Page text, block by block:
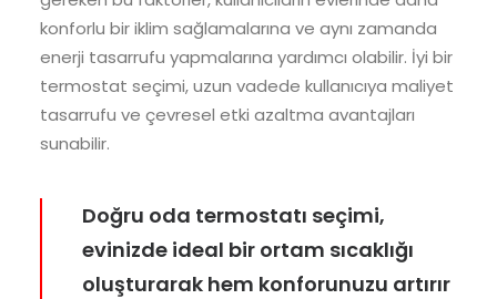
konforlu bir iklim sağlamalarına ve aynı zamanda
enerji tasarrufu yapmalarına yardımcı olabilir. İyi bir
termostat seçimi, uzun vadede kullanıcıya maliyet
tasarrufu ve çevresel etki azaltma avantajları
sunabilir.
Doğru oda termostatı seçimi,
evinizde ideal bir ortam sıcaklığı
oluşturarak hem konforunuzu artırır